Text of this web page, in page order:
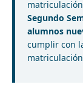
Segundo
alumnos
cumplir con